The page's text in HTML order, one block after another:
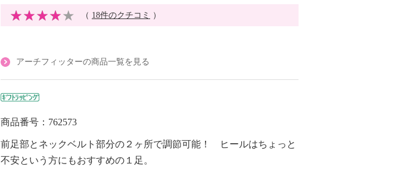
（ 18件のクチコミ ）
アーチフィッターの商品一覧を見る
商品番号：762573
前足部とネックベルト部分の２ヶ所で調節可能！ ヒールはちょっと
不安という方にもおすすめの１足。